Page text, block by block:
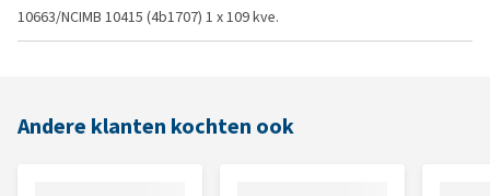
10663/NCIMB 10415 (4b1707) 1 x 109 kve.
Andere klanten kochten ook